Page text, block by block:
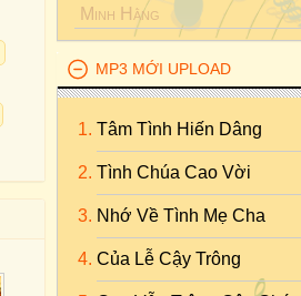
Minh Hằng
MP3 MỚI UPLOAD
Tâm Tình Hiến Dâng
Tình Chúa Cao Vời
Nhớ Về Tình Mẹ Cha
Của Lễ Cậy Trông